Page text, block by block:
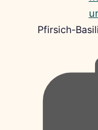
Pfirsich-